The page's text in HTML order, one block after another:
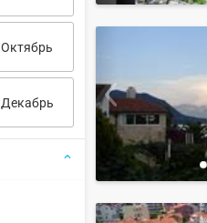
Октябрь
Декабрь